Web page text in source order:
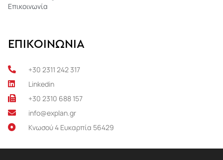
Επικοινωνία
ΕΠΙΚΟΙΝΩΝΙΑ
+30 2311 242 317
Linkedin
+30 2310 688 157
info@explan.gr
Κνωσού 4 Ευκαρπία 56429